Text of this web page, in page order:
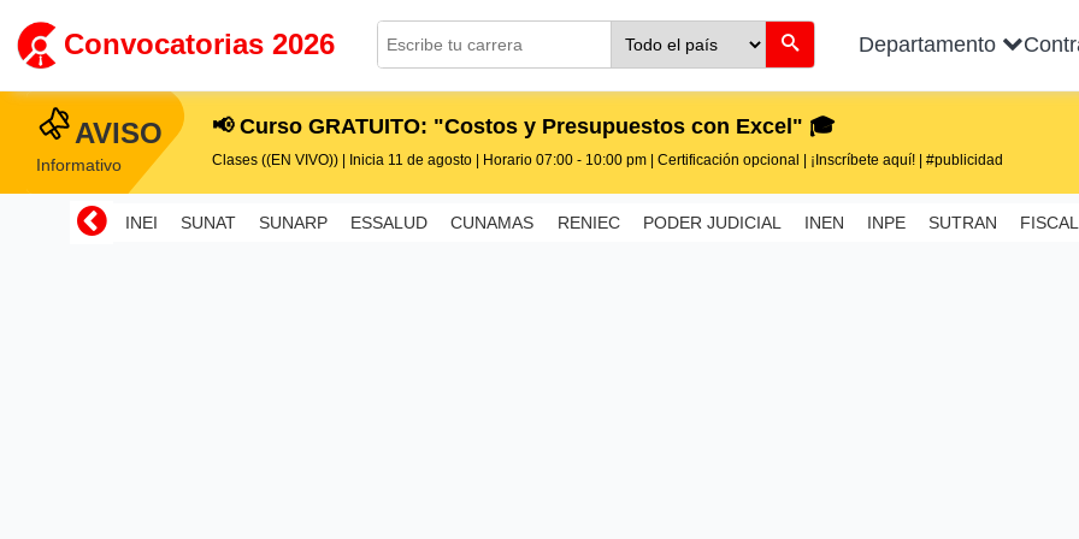
Convocatorias 2026 Departamento
AVISO
Informativo
📢 Curso GRATUITO: "Costos y Presupuestos con Excel" 🎓
Clases ((EN VIVO)) | Inicia 11 de agosto | Horario 07:00 - 10:00 pm | Certificación opcional | ¡Inscríbete aquí! | #publicidad
INEI SUNAT SUNARP ESSALUD CUNAMAS RENIEC PODER JUDICIAL INEN INPE SUTRAN